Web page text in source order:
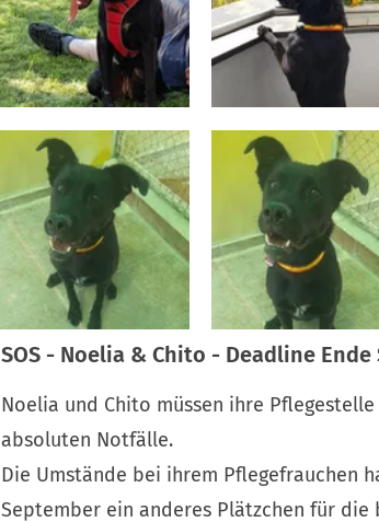
SOS - Noelia & Chito - Deadline
Noelia und Chito müssen ihre
absoluten Notfälle.
Die Umstände bei ihrem Pflegefrauchen
September ein anderes Plätzchen für